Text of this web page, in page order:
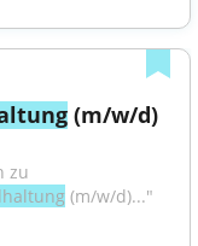
(m/w/d)
zu
(m/w/d)..."